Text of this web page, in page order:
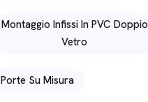
Montaggio Infissi In PVC Doppio
Vetro
Porte Su Misura